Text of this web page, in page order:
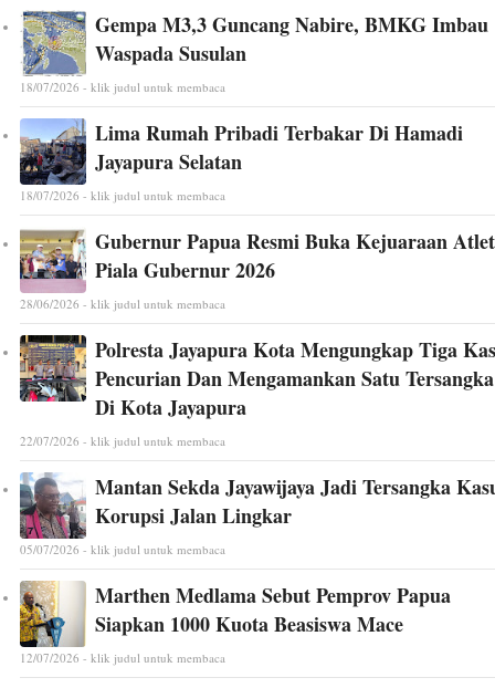
Gempa M3,3 Guncang Nabire, BMKG Imbau
Waspada Susulan
18/07/2026 - klik judul untuk membaca
Lima Rumah Pribadi Terbakar Di Hamadi
Jayapura Selatan
18/07/2026 - klik judul untuk membaca
Gubernur Papua Resmi Buka Kejuaraan
Piala Gubernur 2026
28/06/2026 - klik judul untuk membaca
Polresta Jayapura Kota Mengungkap Tiga
Pencurian Dan Mengamankan Satu Tersangka
Di Kota Jayapura
22/07/2026 - klik judul untuk membaca
Mantan Sekda Jayawijaya Jadi Tersangka
Korupsi Jalan Lingkar
05/07/2026 - klik judul untuk membaca
Marthen Medlama Sebut Pemprov Papua
Siapkan 1000 Kuota Beasiswa Mace
12/07/2026 - klik judul untuk membaca